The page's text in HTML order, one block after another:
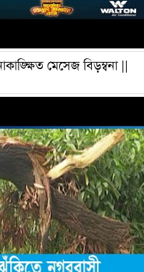
মেসেজ বিড়ম্বনা ||